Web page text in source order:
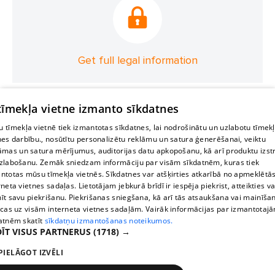
Get full legal information
vietne izmanto sīkdatnes
tīmekļa vietnē tiek izmantotas sīkdatnes, lai nodrošinātu un uzlabotu
darbību., nosūtītu personalizētu reklāmu un satura ģenerēšanai, veiktu
un satura mērījumus, auditorijas datu apkopošanu, kā arī produktu
Zemāk sniedzam informāciju par visām sīkdatnēm, kuras tiek
mūsu tīmekļa vietnēs. Sīkdatnes var atšķirties atkarībā no
vietnes sadaļas. Lietotājam jebkurā brīdī ir iespēja piekrist, atteikties
savu piekrišanu. Piekrišanas sniegšana, kā arī tās atsaukšana vai
uz visām interneta vietnes sadaļām. Vairāk informācijas par
skatīt sīkdatņu izmantošanas noteikumos.
VISUS PARTNERUS (1718) →
IZVĒLI